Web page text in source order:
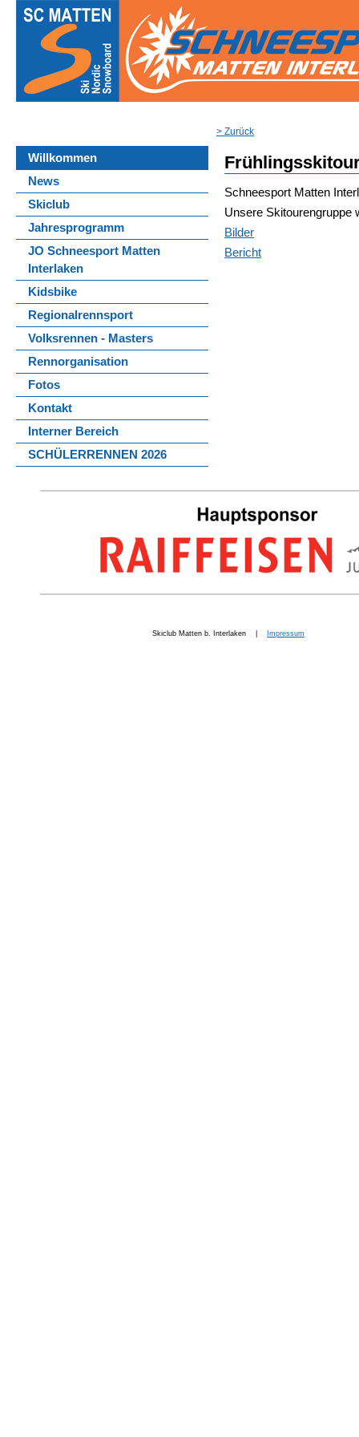
Willkommen
News
Skiclub
Jahresprogramm
JO Schneesport Matten
Interlaken
Kidsbike
Regionalrennsport
Volksrennen - Masters
Rennorganisation
Fotos
Kontakt
Interner Bereich
SCHÜLERRENNEN 2026
> Zurück
Schneesport Matten
Unsere Skitourengruppe
Bilder
Bericht
Skiclub Matten b. Interlaken | Impressum